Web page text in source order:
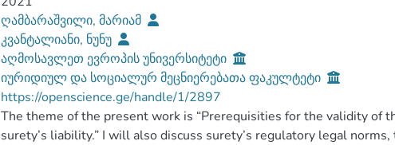
ღამბარაშვილი, მარიამ
კვანტალიანი, ნუნუ
აღმოსავლეთ ევროპის უნივერსიტეტი
იურიდიულ და სოციალურ მეცნიერებათა ფაკულტეტი
https://openscience.ge/handle/1/2897
The theme of the present work is “Prerequisities for the validity of
surety’s liability.” I will also discuss surety’s regulatory legal